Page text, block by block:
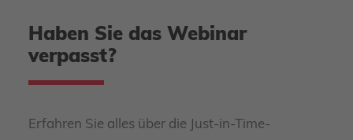
Haben Sie das Webinar
verpasst?
Erfahren Sie alles über die Just-in-Time-